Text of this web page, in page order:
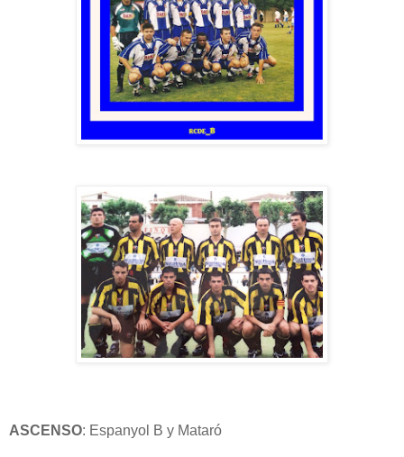
ASCENSO: Espanyol B y Mataró